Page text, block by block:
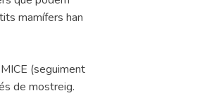
mamífers han
(seguiment
de mostreig.